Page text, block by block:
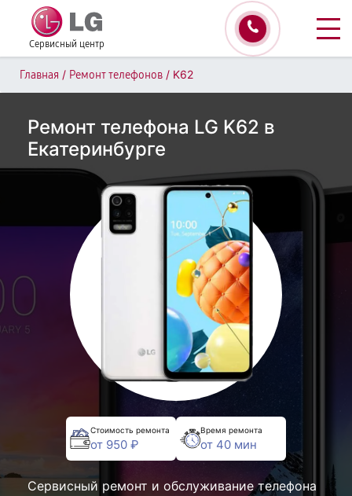
Сервисный центр
Главная / Ремонт телефонов / K62
Ремонт телефона LG K62 в
Екатеринбурге
Стоимость ремонта
от 950 ₽
Время ремонта
от 40 мин
Сервисный ремонт и обслуживание телефона